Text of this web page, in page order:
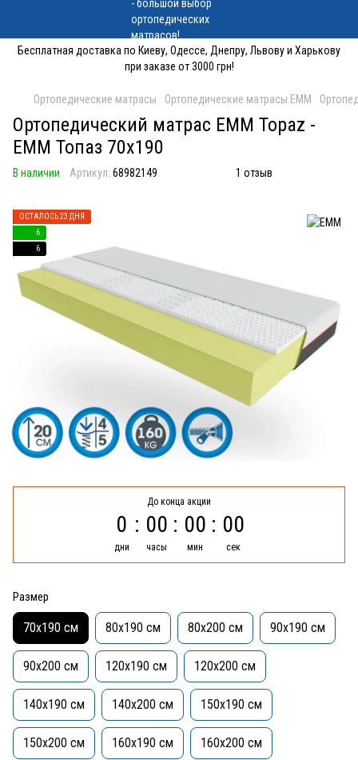
Бесплатная доставка по Киеву, Одессе, Днепру, Львову и Харькову
при заказе от 3000 грн!
Ортопедические матрасы Ортопедические матрасы EMM
Ортопедический матрас EMM Topaz -
ЕММ Топаз 70x190
В наличии Артикул: 68982149 1 отзыв
ОСТАЛОСЬ 23 ДНЯ
6
6
До конца акции
0
дни
00
часы
00
мин
00
сек
Размер
70x190 см 80x190 см 80x200 см 90x190 см
90x200 см 120x190 см 120x200 см
140x190 см 140x200 см 150x190 см
150x200 см 160x190 см 160x200 см